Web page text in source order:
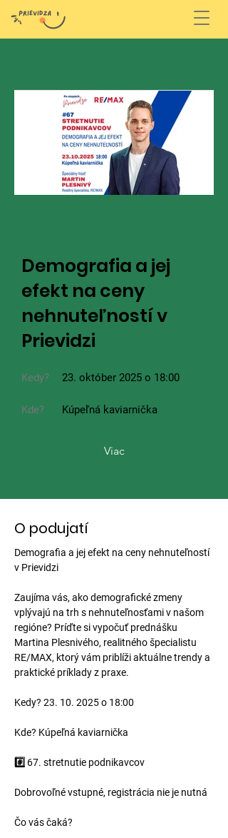
O podujatí
Demografia a jej efekt na ceny nehnuteľností
v Prievidzi
Zaujíma vás, ako demografické zmeny
vplývajú na trh s nehnuteľnosťami v našom
regióne? Príďte si vypočuť prednášku
Martina Plesnivého, realitného špecialistu
RE/MAX, ktorý vám priblíži aktuálne trendy a
praktické príklady z praxe.
Kedy? 23. 10. 2025 o 18:00
Kde? Kúpeľná kaviarnička
#️ ⃣ 67. stretnutie podnikavcov
Dobrovoľné vstupné, registrácia nie je nutná
Čo vás čaká?
Demografia a jej
efekt na ceny
nehnuteľností v
Prievidzi
Kedy? 23. október 2025 o 18:00
Kde? Kúpeľná kaviarnička
Viac